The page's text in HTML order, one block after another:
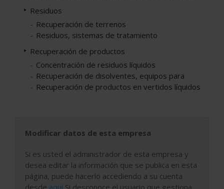
Residuos
Recuperación de terrenos
Residuos, sistemas de tratamiento
Recuperación de productos
Concentración de residuos líquidos
Recuperación de disolventes, equipos para
Recuperación de productos en vertidos líquidos
Modificar datos de esta empresa
Si es usted el administrador de esta empresa y
desea editar la información que se publica en esta
página, puede hacerlo accediendo a su cuenta
desde aquí Si desconoce el usuario que gestiona